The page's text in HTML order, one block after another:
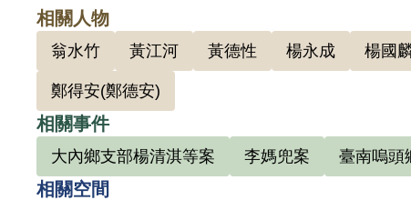
死亡
相關人物
翁水竹 黃江河 黃德性 楊永成 楊國
鄭得安(鄭德安)
相關事件
大內鄉支部楊清淇等案 李媽兜案 臺南嗚頭
相關空間